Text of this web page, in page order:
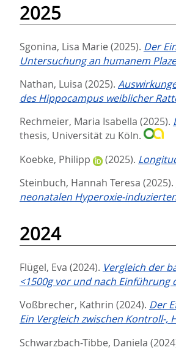
2025
Sgonina, Lisa Marie (2025). Der
Untersuchung an humanem
Nathan, Luisa (2025).
des Hippocampus weiblicher
Rechmeier, Maria Isabella (2025).
thesis, Universität zu Köln.
Koebke, Philipp
(2025).
Steinbuch, Hannah Teresa (2025).
neonatalen Hyperoxie-
2024
Flügel, Eva (2024). Vergleich der
<1500g vor und nach
Voßbrecher, Kathrin (2024). Der
Ein Vergleich zwischen Kontroll-
Schwarzbach-Tibbe, Daniela